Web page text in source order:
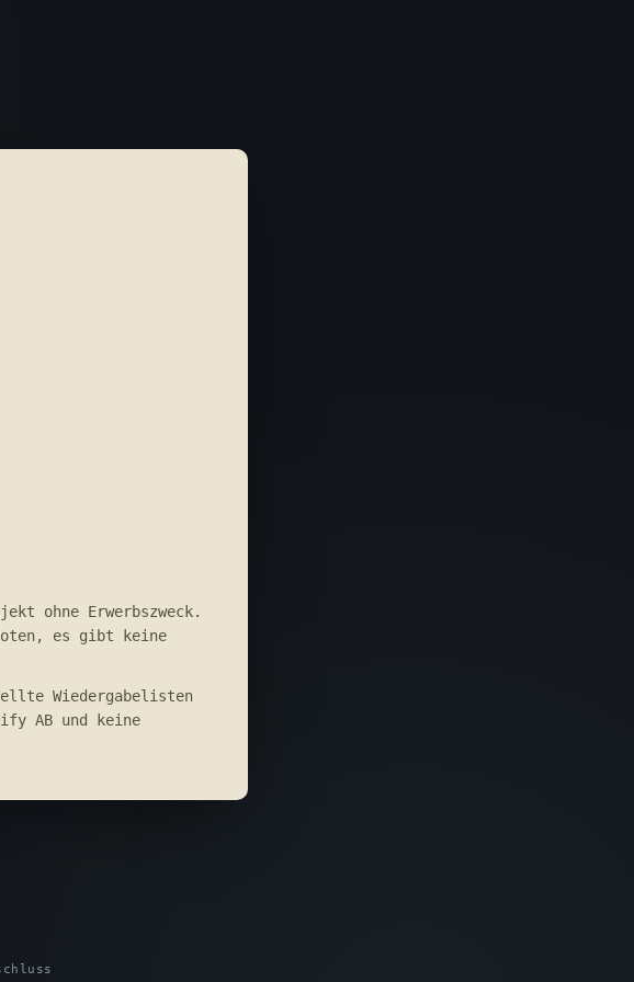
ohne Erwerbszweck.
es gibt keine
Wiedergabelisten
AB und keine